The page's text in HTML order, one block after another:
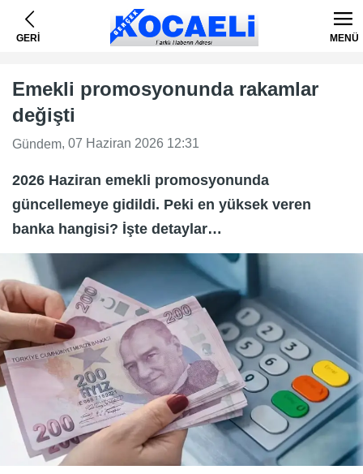
GERİ MENÜ
Emekli promosyonunda rakamlar
değişti
Gündem, 07 Haziran 2026 12:31
2026 Haziran emekli promosyonunda
güncellemeye gidildi. Peki en yüksek veren
banka hangisi? İşte detaylar…